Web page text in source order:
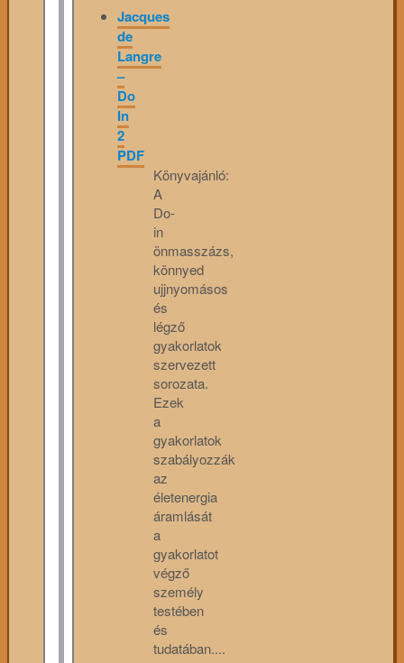
Jacques
de
Langre
–
Do
In
2
PDF
Könyvajánló:
A
Do-
in
önmasszázs,
könnyed
ujjnyomásos
és
légző
gyakorlatok
szervezett
sorozata.
Ezek
a
gyakorlatok
szabályozzák
az
életenergia
áramlását
a
gyakorlatot
végző
személy
testében
és
tudatában....